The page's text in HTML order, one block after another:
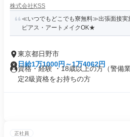
株式会社KSS
≪いつでもどこでも寮無料≫出張面接実
ピアス・アートメイクOK★
東京都日野市
日給1万1000円～1万4062円
資格・経験 ・18歳以上の方（警備
定2級資格をお持ちの方
正社員